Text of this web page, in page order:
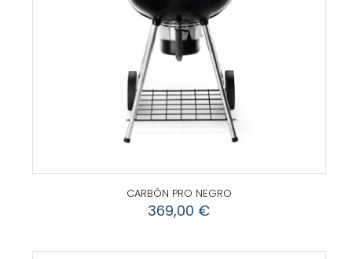
CARBÓN PRO NEGRO
369,00 €